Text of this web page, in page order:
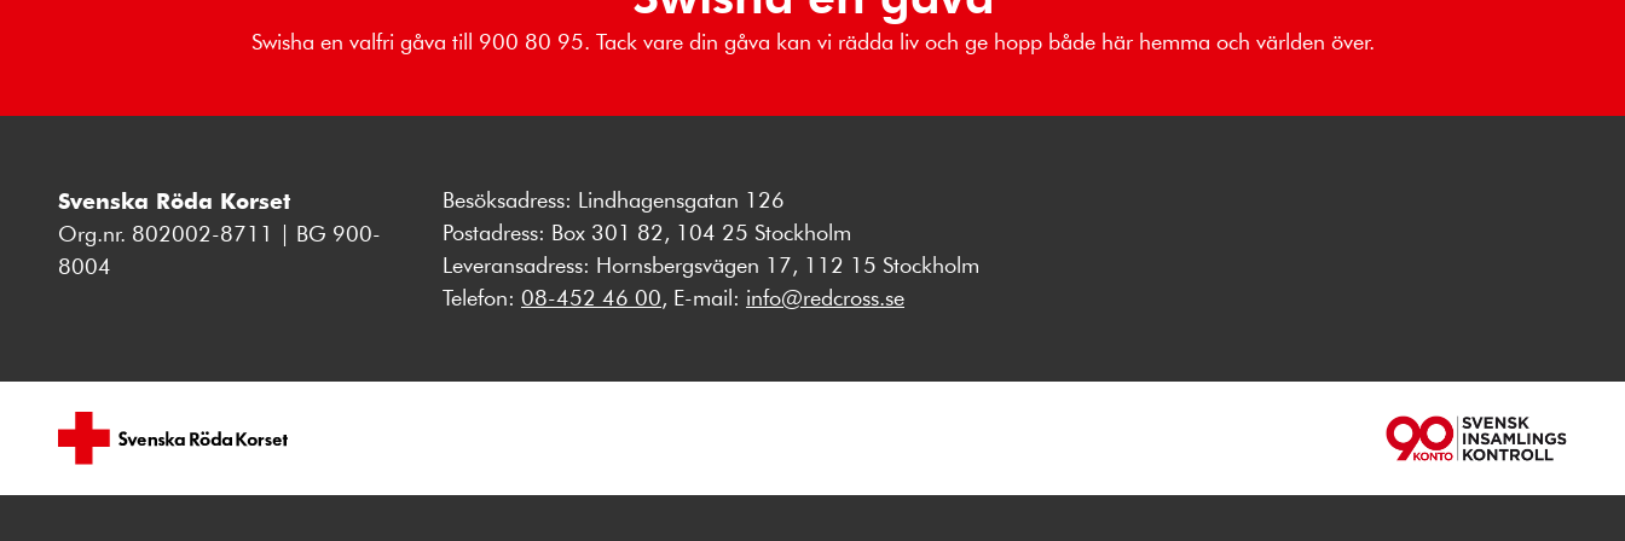
Swisha en valfri gåva till 900 80 95. Tack vare din gåva kan vi rädda liv och ge hopp både här hemma och världen över.
Svenska Röda Korset
Org.nr. 802002-8711 | BG 900-
8004
Besöksadress: Lindhagensgatan 126
Postadress: Box 301 82, 104 25 Stockholm
Leveransadress: Hornsbergsvägen 17, 112 15 Stockholm
Telefon: 08-452 46 00, E-mail: info@redcross.se